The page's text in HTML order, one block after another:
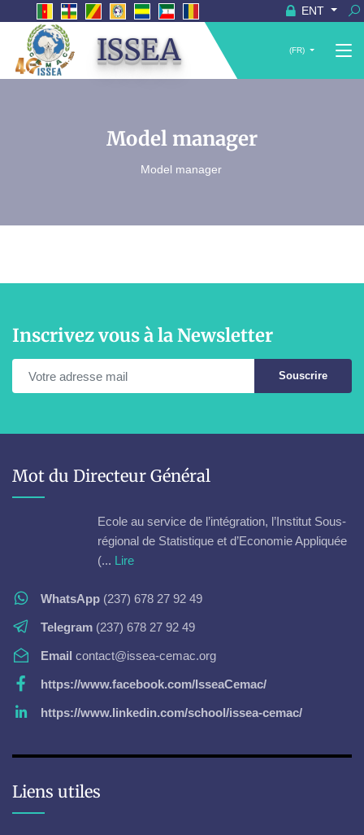
ENT
ISSEA (FR)
Model manager
Model manager
Inscrivez vous à la Newsletter
Souscrire
Mot du Directeur Général
Ecole au service de l’intégration, l’Institut Sous-
régional de Statistique et d’Economie Appliquée
(... Lire
WhatsApp (237) 678 27 92 49
Telegram (237) 678 27 92 49
Email contact@issea-cemac.org
https://www.facebook.com/IsseaCemac/
https://www.linkedin.com/school/issea-cemac/
Liens utiles